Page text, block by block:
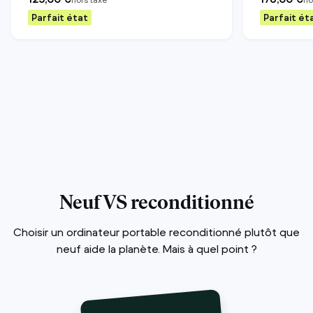
Parfait état Parfait
Neuf VS reconditionné
Choisir un ordinateur portable reconditionné plutôt que
neuf aide la planète. Mais à quel point ?